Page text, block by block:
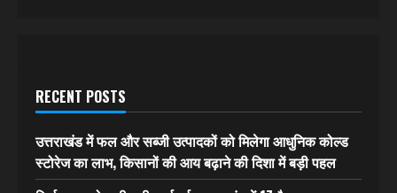
RECENT POSTS
उत्तराखंड में फल और सब्जी उत्पादकों को मिलेगा आधुनिक कोल्ड
स्टोरेज का लाभ, किसानों की आय बढ़ाने की दिशा में बड़ी पहल